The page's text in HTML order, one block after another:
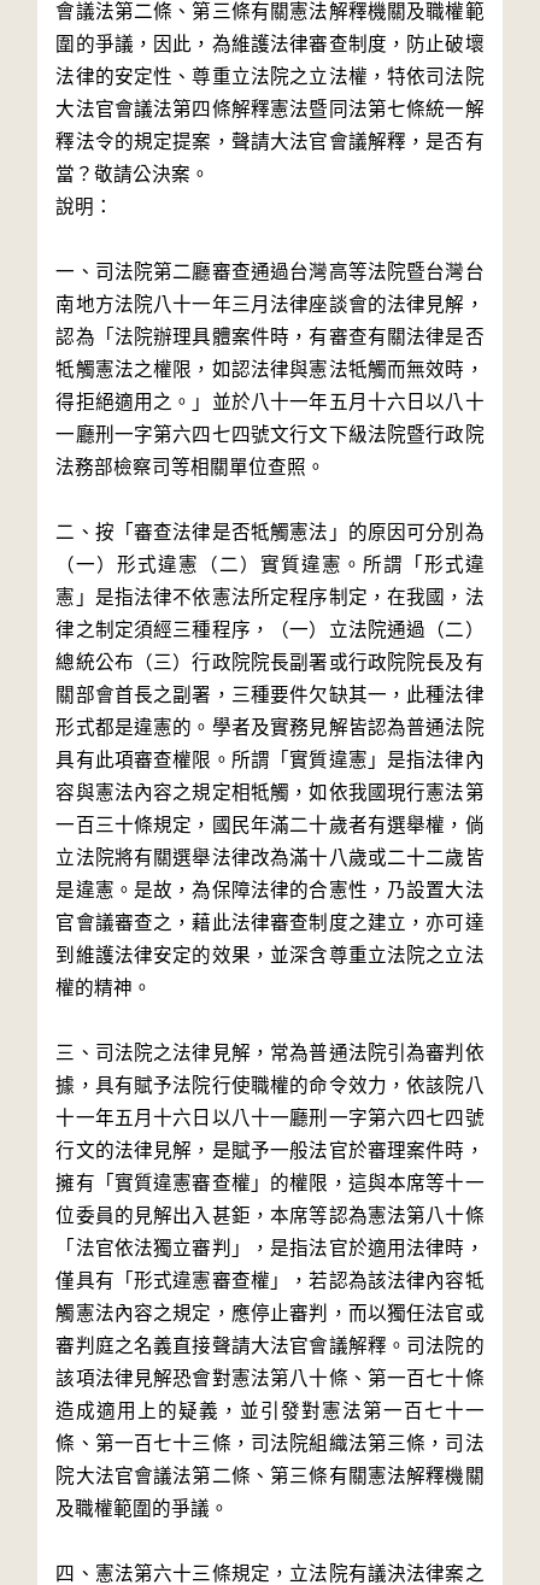
會議法第二條、第三條有關憲法解釋機關及職權範
圍的爭議，因此，為維護法律審查制度，防止破壞
法律的安定性、尊重立法院之立法權，特依司法院
大法官會議法第四條解釋憲法暨同法第七條統一解
釋法令的規定提案，聲請大法官會議解釋，是否有
當？敬請公決案。
說明：
一、司法院第二廳審查通過台灣高等法院暨台灣台
南地方法院八十一年三月法律座談會的法律見解，
認為「法院辦理具體案件時，有審查有關法律是否
牴觸憲法之權限，如認法律與憲法牴觸而無效時，
得拒絕適用之。」並於八十一年五月十六日以八十
一廳刑一字第六四七四號文行文下級法院暨行政院
法務部檢察司等相關單位查照。
二、按「審查法律是否牴觸憲法」的原因可分別為
（一）形式違憲（二）實質違憲。所謂「形式違
憲」是指法律不依憲法所定程序制定，在我國，法
律之制定須經三種程序，（一）立法院通過（二）
總統公布（三）行政院院長副署或行政院院長及有
關部會首長之副署，三種要件欠缺其一，此種法律
形式都是違憲的。學者及實務見解皆認為普通法院
具有此項審查權限。所謂「實質違憲」是指法律內
容與憲法內容之規定相牴觸，如依我國現行憲法第
一百三十條規定，國民年滿二十歲者有選舉權，倘
立法院將有關選舉法律改為滿十八歲或二十二歲皆
是違憲。是故，為保障法律的合憲性，乃設置大法
官會議審查之，藉此法律審查制度之建立，亦可達
到維護法律安定的效果，並深含尊重立法院之立法
權的精神。
三、司法院之法律見解，常為普通法院引為審判依
據，具有賦予法院行使職權的命令效力，依該院八
十一年五月十六日以八十一廳刑一字第六四七四號
行文的法律見解，是賦予一般法官於審理案件時，
擁有「實質違憲審查權」的權限，這與本席等十一
位委員的見解出入甚鉅，本席等認為憲法第八十條
「法官依法獨立審判」，是指法官於適用法律時，
僅具有「形式違憲審查權」，若認為該法律內容牴
觸憲法內容之規定，應停止審判，而以獨任法官或
審判庭之名義直接聲請大法官會議解釋。司法院的
該項法律見解恐會對憲法第八十條、第一百七十條
造成適用上的疑義，並引發對憲法第一百七十一
條、第一百七十三條，司法院組織法第三條，司法
院大法官會議法第二條、第三條有關憲法解釋機關
及職權範圍的爭議。
四、憲法第六十三條規定，立法院有議決法律案之